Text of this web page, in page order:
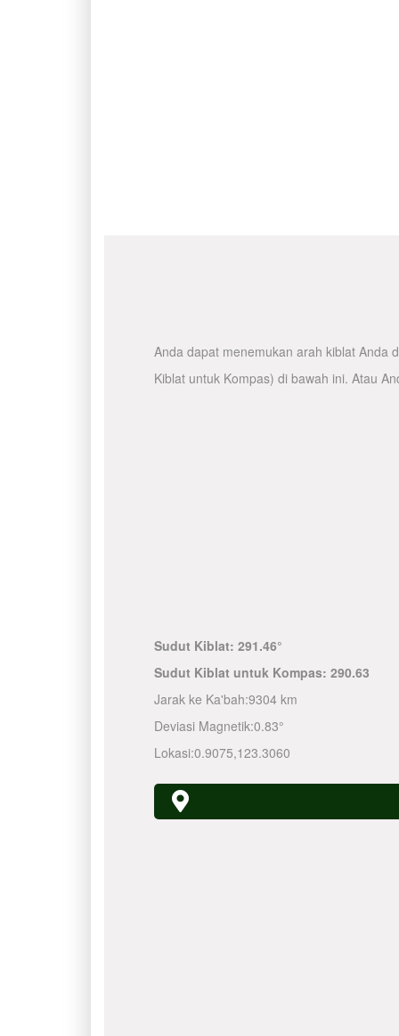
Anda dapat menemukan arah kiblat Anda
Kiblat untuk Kompas) di bawah ini. Atau
Sudut Kiblat: 291.46°
Sudut Kiblat untuk Kompas: 290.63
Jarak ke Ka'bah:9304 km
Deviasi Magnetik:0.83°
Lokasi:0.9075,123.3060